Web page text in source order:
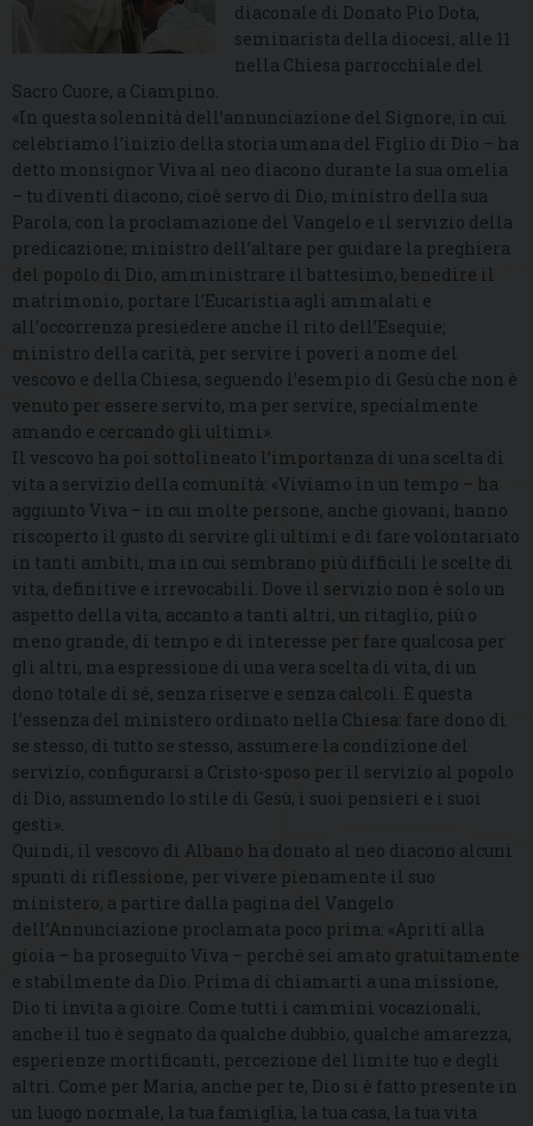
diaconale di Donato Pio Dota,
seminarista della diocesi, alle 11
nella Chiesa parrocchiale del
Sacro Cuore, a Ciampino.
«In questa solennità dell’annunciazione del Signore, in cui
celebriamo l’inizio della storia umana del Figlio di Dio – ha
detto monsignor Viva al neo diacono durante la sua omelia
– tu diventi diacono, cioè servo di Dio, ministro della sua
Parola, con la proclamazione del Vangelo e il servizio della
predicazione; ministro dell’altare per guidare la preghiera
del popolo di Dio, amministrare il battesimo, benedire il
matrimonio, portare l’Eucaristia agli ammalati e
all’occorrenza presiedere anche il rito dell’Esequie;
ministro della carità, per servire i poveri a nome del
vescovo e della Chiesa, seguendo l’esempio di Gesù che non è
venuto per essere servito, ma per servire, specialmente
amando e cercando gli ultimi».
Il vescovo ha poi sottolineato l’importanza di una scelta di
vita a servizio della comunità: «Viviamo in un tempo – ha
aggiunto Viva – in cui molte persone, anche giovani, hanno
riscoperto il gusto di servire gli ultimi e di fare volontariato
in tanti ambiti, ma in cui sembrano più difficili le scelte di
vita, definitive e irrevocabili. Dove il servizio non è solo un
aspetto della vita, accanto a tanti altri, un ritaglio, più o
meno grande, di tempo e di interesse per fare qualcosa per
gli altri, ma espressione di una vera scelta di vita, di un
dono totale di sé, senza riserve e senza calcoli. È questa
l’essenza del ministero ordinato nella Chiesa: fare dono di
se stesso, di tutto se stesso, assumere la condizione del
servizio, configurarsi a Cristo-sposo per il servizio al popolo
di Dio, assumendo lo stile di Gesù, i suoi pensieri e i suoi
gesti».
Quindi, il vescovo di Albano ha donato al neo diacono alcuni
spunti di riflessione, per vivere pienamente il suo
ministero, a partire dalla pagina del Vangelo
dell’Annunciazione proclamata poco prima: «Apriti alla
gioia – ha proseguito Viva – perché sei amato gratuitamente
e stabilmente da Dio. Prima di chiamarti a una missione,
Dio ti invita a gioire. Come tutti i cammini vocazionali,
anche il tuo è segnato da qualche dubbio, qualche amarezza,
esperienze mortificanti, percezione del limite tuo e degli
altri. Come per Maria, anche per te, Dio si è fatto presente in
un luogo normale, la tua famiglia, la tua casa, la tua vita